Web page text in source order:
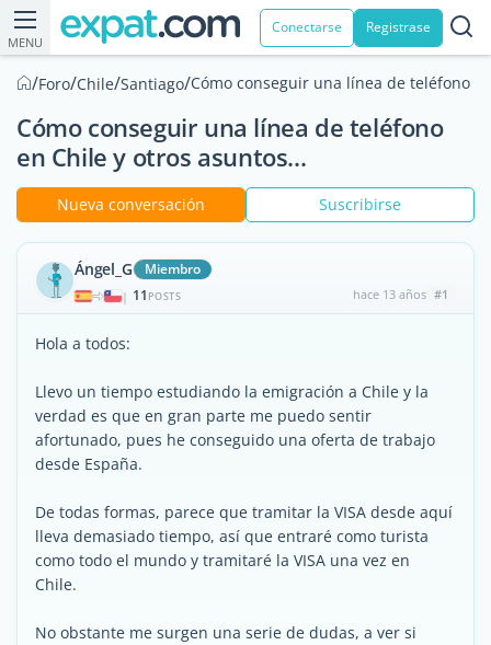
MENU
Conectarse Registrase
/Foro/Chile/Santiago/Cómo conseguir una línea de teléfono
Cómo conseguir una línea de teléfono
en Chile y otros asuntos...
Nueva conversación Suscribirse
Ángel_G Miembro
| 11 POSTS hace 13 años #1
Hola a todos:
Llevo un tiempo estudiando la emigración a Chile y la
verdad es que en gran parte me puedo sentir
afortunado, pues he conseguido una oferta de trabajo
desde España.
De todas formas, parece que tramitar la VISA desde aquí
lleva demasiado tiempo, así que entraré como turista
como todo el mundo y tramitaré la VISA una vez en
Chile.
No obstante me surgen una serie de dudas, a ver si